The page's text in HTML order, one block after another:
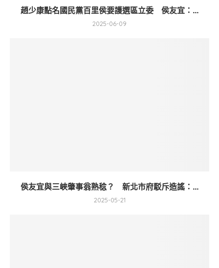
趙少康點名國民黨百里侯要護選區立委 侯友宜：...
2025-06-09
侯友宜與三峽肇事翁熟稔？ 新北市府駁斥造謠：...
2025-05-21